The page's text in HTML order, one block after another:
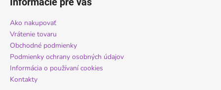
Ako nakupovať
Vrátenie tovaru
Obchodné podmienky
Podmienky ochrany osobných údajov
Informácia o používaní cookies
Kontakty